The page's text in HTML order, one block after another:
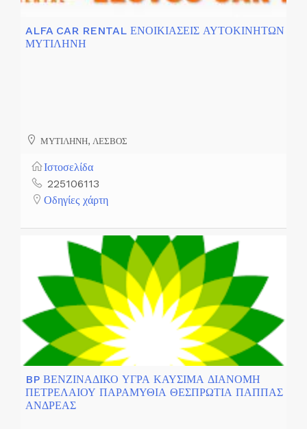
ALFA CAR RENTAL ΕΝΟΙΚΙΑΣΕΙΣ ΑΥΤΟΚΙΝΗΤΩΝ
ΜΥΤΙΛΗΝΗ
ΜΥΤΙΛΗΝΗ, ΛΕΣΒΟΣ
Ιστοσελίδα
225106113
Οδηγίες χάρτη
BP ΒΕΝΖΙΝΑΔΙΚΟ ΥΓΡΑ ΚΑΥΣΙΜΑ ΔΙΑΝΟΜΗ
ΠΕΤΡΕΛΑΙΟΥ ΠΑΡΑΜΥΘΙΑ ΘΕΣΠΡΩΤΙΑ ΠΑΠΠΑΣ
ΑΝΔΡΕΑΣ